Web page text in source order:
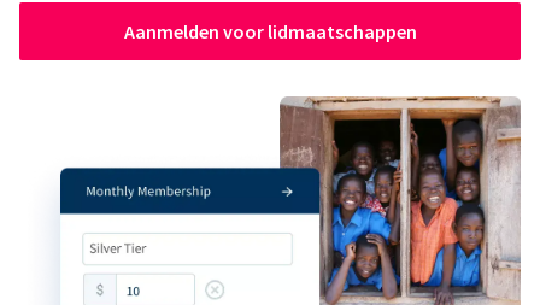
Aanmelden voor lidmaatschappen